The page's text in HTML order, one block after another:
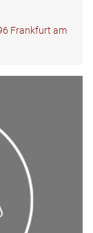
Frankfurt am